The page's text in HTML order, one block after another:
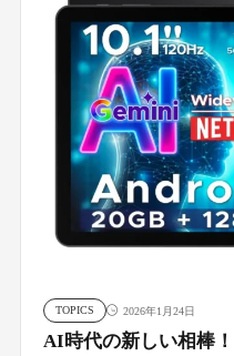
TOPICS 2026年1月24日
AI時代の新しい相棒